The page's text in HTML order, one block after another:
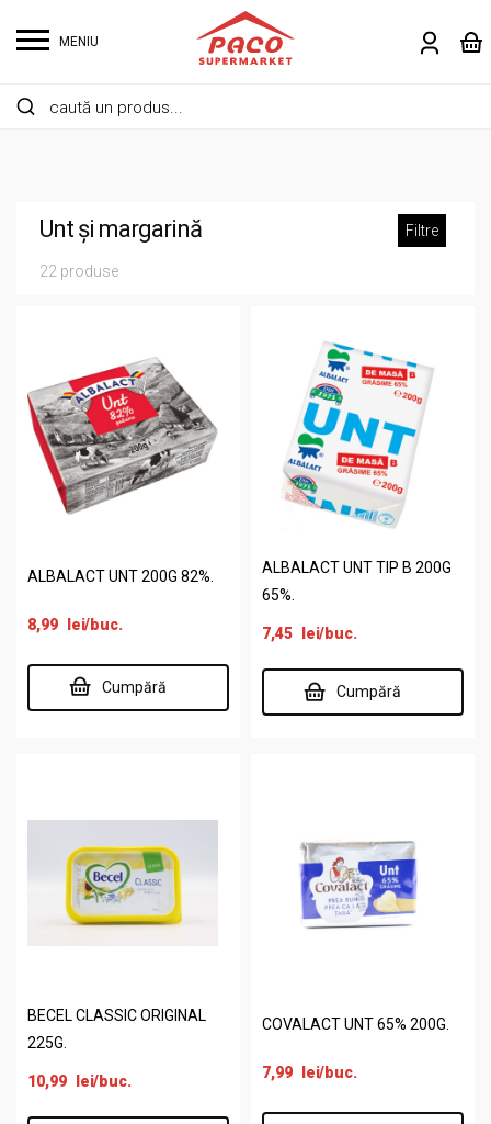
MENIU
Unt și margarină Filtre
22 produse
ALBALACT UNT 200G 82%.
8,99 lei/buc.
Cumpără
ALBALACT UNT TIP B 200G
65%.
7,45 lei/buc.
Cumpără
BECEL CLASSIC ORIGINAL
225G.
10,99 lei/buc.
COVALACT UNT 65% 200G.
7,99 lei/buc.